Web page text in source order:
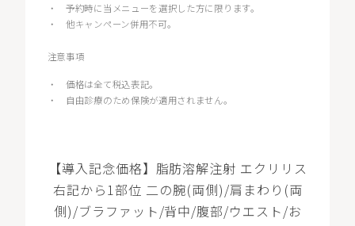
・予約時に当メニューを選択した方に限ります。
・他キャンペーン併用不可。
注意事項
・価格は全て税込表記。
・
自由診療のため保険が適用されません。
【導入記念価格】脂肪溶解注射 エクリリス
右記から1部位 二の腕(両側)/肩まわり(両
側)/ブラファット/背中/腹部/ウエスト/お